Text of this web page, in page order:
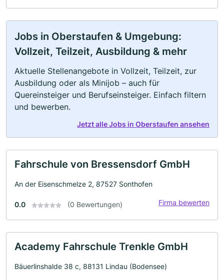
Jobs in Oberstaufen & Umgebung:
Vollzeit, Teilzeit, Ausbildung & mehr
Aktuelle Stellenangebote in Vollzeit, Teilzeit, zur
Ausbildung oder als Minijob – auch für
Quereinsteiger und Berufseinsteiger. Einfach filtern
und bewerben.
Jetzt alle Jobs in Oberstaufen ansehen
Fahrschule von Bressensdorf GmbH
An der Eisenschmelze 2, 87527 Sonthofen
0.0 (0 Bewertungen) Firma bewerten
Academy Fahrschule Trenkle GmbH
Bäuerlinshalde 38 c, 88131 Lindau (Bodensee)